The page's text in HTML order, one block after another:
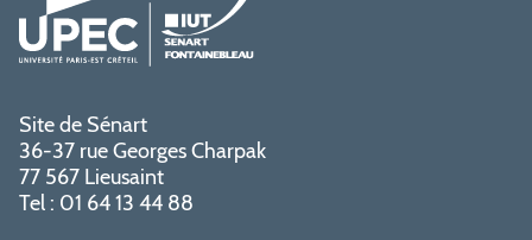
Site de Sénart
36-37 rue Georges Charpak
77 567 Lieusaint
Tel : 01 64 13 44 88